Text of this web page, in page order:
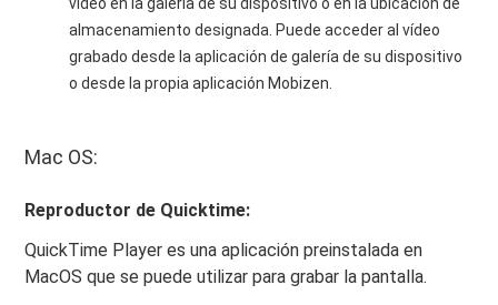
almacenamiento designada. Puede acceder al vídeo
grabado desde la aplicación de galería de su dispositivo
o desde la propia aplicación Mobizen.
Mac OS:
Reproductor de Quicktime:
QuickTime Player es una aplicación preinstalada en
MacOS que se puede utilizar para grabar la pantalla.